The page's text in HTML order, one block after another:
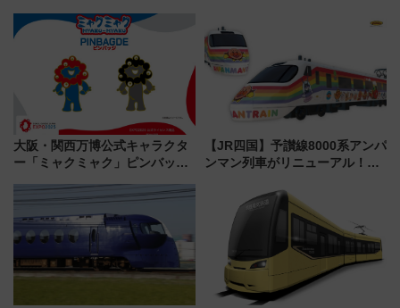
の絶景＆限定グルメを網羅！煩
雑な手続きも不要でお手軽に楽
しめるプランが登場
で水素利活用が加速
大阪・関西万博公式キャラクタ
ー「ミャクミャク」ピンバッジ
中旬発売
【JR四国】予讃線8000系アンパ
ンマン列車がリニューアル！内
今年12月